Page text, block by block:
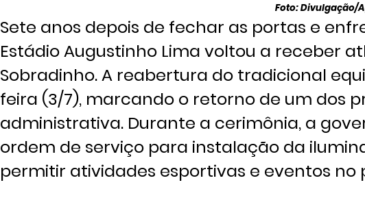
Foto: Divulgação/
Sete anos depois de fechar as portas e
Estádio Augustinho Lima voltou a receber
Sobradinho. A reabertura do tradicional
feira (3/7), marcando o retorno de um dos
administrativa. Durante a cerimônia, a
ordem de serviço para instalação da
permitir atividades esportivas e eventos no